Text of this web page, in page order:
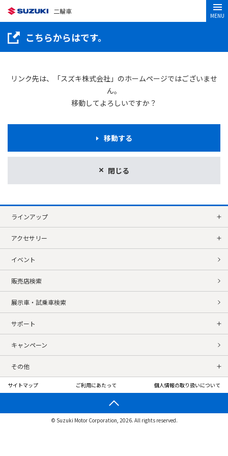
二輪車
MENU
こちらからはです。
リンク先は、「スズキ株式会社」のホームページではございませ
ん。
移動してよろしいですか？
閉じる
移動する
ラインアップ
アクセサリー
イベント
販売店検索
展示車・試乗車検索
サポート
キャンペーン
その他
サイトマップ ご利用にあたって 個人情報の取り扱いについて
© Suzuki Motor Corporation, 2026. All rights reserved.